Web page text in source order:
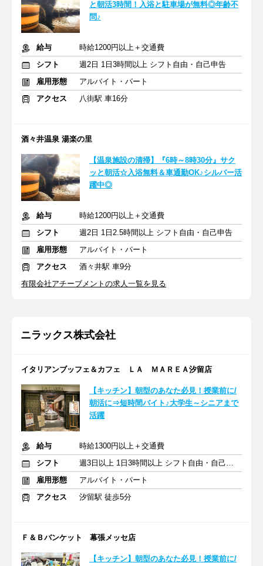
と朝活3時間！入浴と駐車場が無料◎年齢不
問♪
給与
時給1200円以上＋交通費
シフト
週2日 1日3時間以上 シフト自由・自己申告
雇用形態
アルバイト・パート
アクセス
八街駅 車16分
酒々井温泉 湯楽の里
【温泉施設の清掃】『6時～8時30分』サク
ッと朝活☆入浴無料＆車通勤OK♪シルバー活
躍中◎
給与
時給1200円以上＋交通費
シフト
週2日 1日2.5時間以上 シフト自由・自己申告
雇用形態
アルバイト・パート
アクセス
酒々井駅 車9分
有限会社アチーブメントの求人一覧を見る
ニラックス株式会社
イタリアンブッフェ＆カフェ ＬＡ ＭＡＲＥＡ汐留店
【キッチン】朝型のあなた必見！授業前に/
朝活に⇒短時間バイト♪大学生～シニアまで
活躍
給与
時給1300円以上＋交通費
シフト
週3日以上 1日3時間以上 シフト自由・自己申告
雇用形態
アルバイト・パート
アクセス
汐留駅 徒歩5分
Ｆ＆Ｂバンケット 幕張メッセ店
【キッチン】朝型のあなた必見！授業前に/